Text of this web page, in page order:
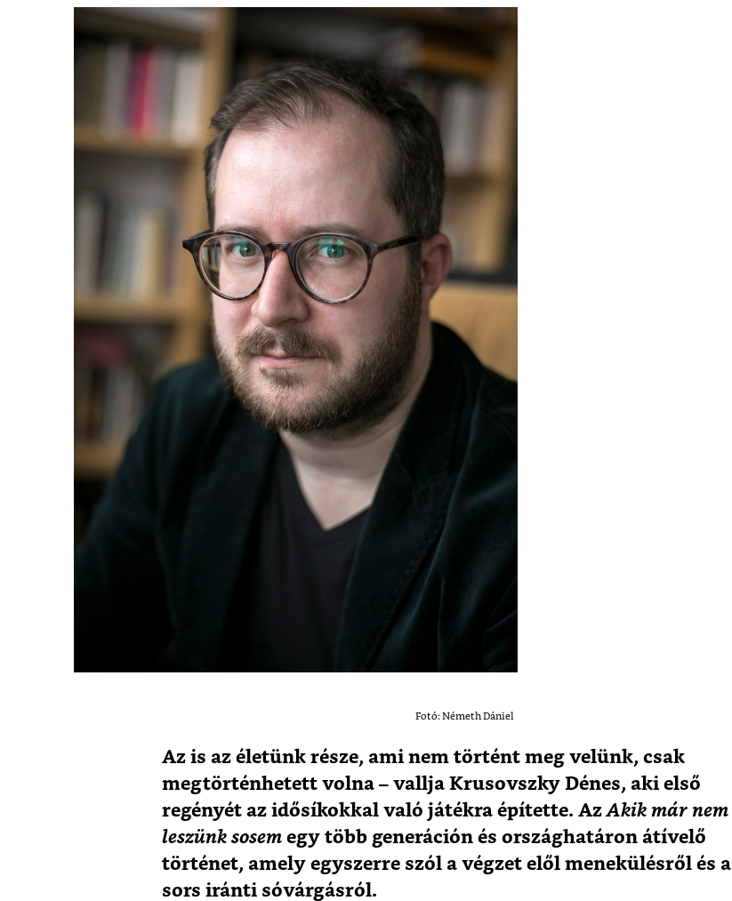
Fotó: Németh Dániel
Az is az életünk része, ami nem történt meg velünk, csak
megtörténhetett volna – vallja Krusovszky Dénes, aki első
regényét az idősíkokkal való játékra építette. AzAkik már nem
leszünk sosem egy több generáción és országhatáron átívelő
történet, amely egyszerre szól a végzet elől menekülésről és a
sors iránti sóvárgásról.